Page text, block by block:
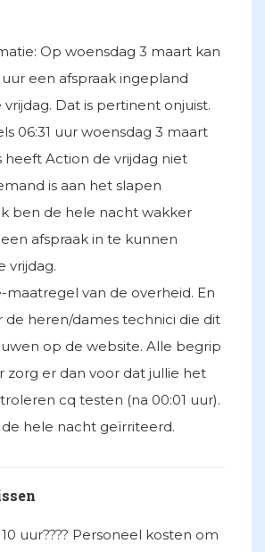
Op woensdag 3 maart kan
uur een afspraak ingepland
Dat is pertinent onjuist.
06:31 uur woensdag 3 maart
heeft Action de vrijdag niet
is aan het slapen
ben de hele nacht wakker
afspraak in te kunnen
vrijdag.
van de overheid. En
de heren/dames technici die dit
op de website. Alle begrip
zorg er dan voor dat jullie het
cq testen (na 00:01 uur).
hele nacht geïrriteerd.
uur???? Personeel kosten om